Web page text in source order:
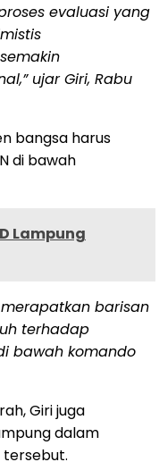
evaluasi yang
ujar Giri, Rabu
bangsa harus
di bawah
Lampung
barisan
terhadap
bawah komando
Giri juga
dalam
tersebut.